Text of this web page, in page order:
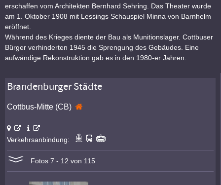
erschaffen vom Architekten Bernhard Sehring. Das Theater wurde
am 1. Oktober 1908 mit Lessings Schauspiel Minna von Barnhelm
eröffnet.
Während des Krieges diente der Bau als Munitionslager. Cottbuser
Bürger verhinderten 1945 die Sprengung des Gebäudes. Eine
aufwändige Rekonstruktion gab es in den 1980-er Jahren.
Brandenburger Städte
Cottbus-Mitte (CB)
Verkehrsanbindung:
Fotos 7 - 12 von 115